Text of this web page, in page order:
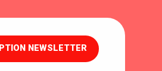
NEWSLETTER